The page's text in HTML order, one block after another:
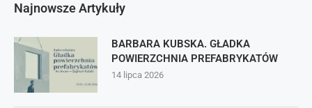
Najnowsze Artykuły
BARBARA KUBSKA. GŁADKA
POWIERZCHNIA PREFABRYKATÓW
14 lipca 2026